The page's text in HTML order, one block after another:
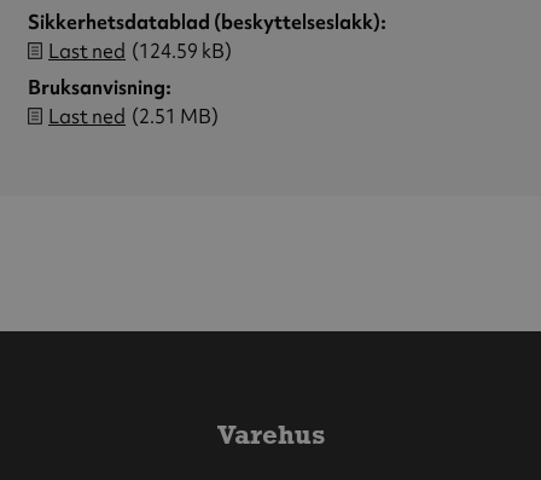
Sikkerhetsdatablad (beskyttelseslakk)
Last ned (124.59 kB)
Bruksanvisning
Last ned (2.51 MB)
Varehus